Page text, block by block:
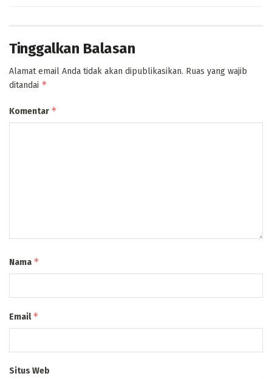
Tinggalkan Balasan
Alamat email Anda tidak akan dipublikasikan. Ruas yang wajib
ditandai *
Komentar *
Nama *
Email*
Situs Web